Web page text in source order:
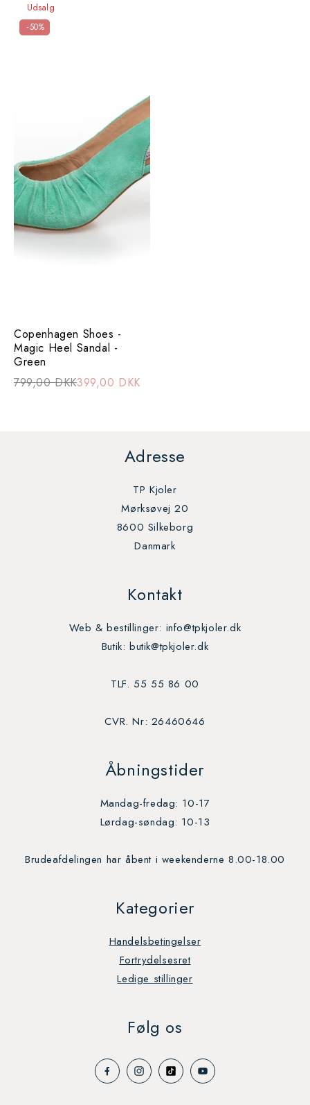
Udsalg
-50%
Copenhagen Shoes -
Magic Heel Sandal -
Green
799,00 DKK399,00 DKK
Adresse
TP Kjoler
Mørksøvej 20
8600 Silkeborg
Danmark
Kontakt
Web & bestillinger: info@tpkjoler.dk
Butik: butik@tpkjoler.dk
TLF. 55 55 86 00
CVR. Nr: 26460646
Åbningstider
Mandag-fredag: 10-17
Lørdag-søndag: 10-13
Brudeafdelingen har åbent i weekenderne 8.00-18.00
Kategorier
Handelsbetingelser
Fortrydelsesret
Ledige stillinger
Følg os